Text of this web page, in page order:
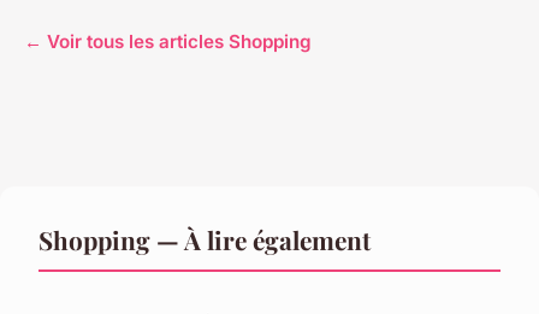
← Voir tous les articles Shopping
Shopping — À lire également